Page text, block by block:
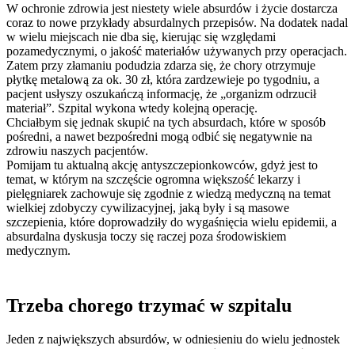
W ochronie zdrowia jest niestety wiele absurdów i życie dostarcza
coraz to nowe przykłady absurdalnych przepisów. Na dodatek nadal
w wielu miejscach nie dba się, kierując się względami
pozamedycznymi, o jakość materiałów używanych przy operacjach.
Zatem przy złamaniu podudzia zdarza się, że chory otrzymuje
płytkę metalową za ok. 30 zł, która zardzewieje po tygodniu, a
pacjent usłyszy oszukańczą informację, że „organizm odrzucił
materiał”. Szpital wykona wtedy kolejną operację.
Chciałbym się jednak skupić na tych absurdach, które w sposób
pośredni, a nawet bezpośredni mogą odbić się negatywnie na
zdrowiu naszych pacjentów.
Pomijam tu aktualną akcję antyszczepionkowców, gdyż jest to
temat, w którym na szczęście ogromna większość lekarzy i
pielęgniarek zachowuje się zgodnie z wiedzą medyczną na temat
wielkiej zdobyczy cywilizacyjnej, jaką były i są masowe
szczepienia, które doprowadziły do wygaśnięcia wielu epidemii, a
absurdalna dyskusja toczy się raczej poza środowiskiem
medycznym.
Trzeba chorego trzymać w szpitalu
Jeden z największych absurdów, w odniesieniu do wielu jednostek